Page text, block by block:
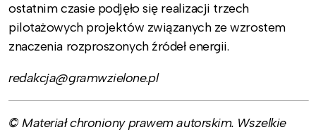
ostatnim czasie podjęło się realizacji trzech
pilotażowych projektów związanych ze wzrostem
znaczenia rozproszonych źródeł energii.
redakcja@gramwzielone.pl
© Materiał chroniony prawem autorskim. Wszelkie